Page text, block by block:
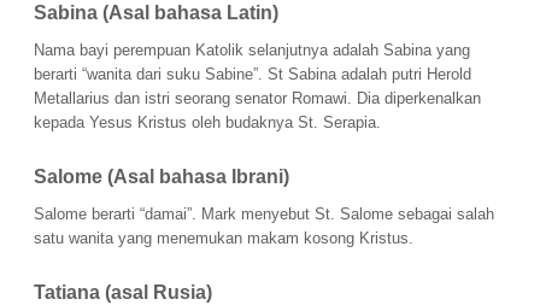
Sabina (Asal bahasa Latin)
Nama bayi perempuan Katolik selanjutnya adalah Sabina yang
berarti “wanita dari suku Sabine”. St Sabina adalah putri Herold
Metallarius dan istri seorang senator Romawi. Dia diperkenalkan
kepada Yesus Kristus oleh budaknya St. Serapia.
Salome (Asal bahasa Ibrani)
Salome berarti “damai”. Mark menyebut St. Salome sebagai salah
satu wanita yang menemukan makam kosong Kristus.
Tatiana (asal Rusia)